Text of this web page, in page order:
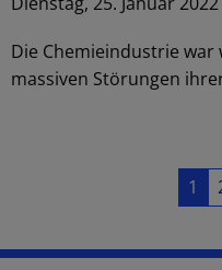
Die Chemieindustrie
massiven Störungen
1